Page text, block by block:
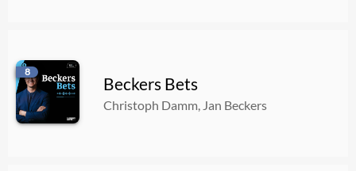
8
Beckers Bets
Christoph Damm, Jan Beckers